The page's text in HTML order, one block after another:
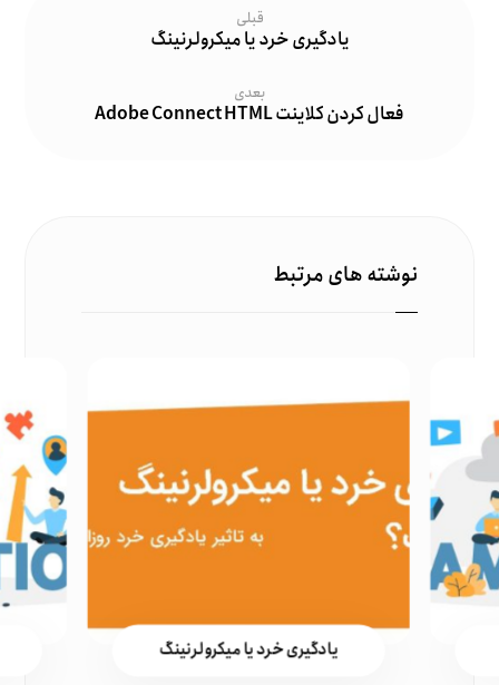
قبلی
یادگیری خرد یا میکرولرنینگ
بعدی
فعال کردن کلاینت Adobe Connect HTML
نوشته های مرتبط
یادگیری خرد یا میکرولرنینگ